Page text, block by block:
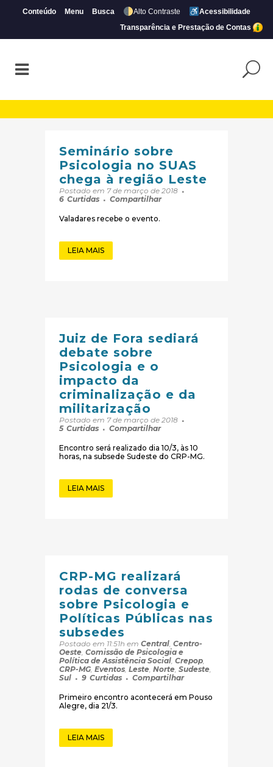
Conteúdo Menu Busca Alto Contraste
Acessibilidade
Transparência e Prestação de Contas
Seminário sobre
Psicologia no SUAS
chega à região Leste
Postado em 7 de março de 2018
6 Curtidas Compartilhar
Valadares recebe o evento.
LEIA MAIS
Juiz de Fora sediará
debate sobre
Psicologia e o
impacto da
criminalização e da
militarização
Postado em 7 de março de 2018
5 Curtidas Compartilhar
Encontro será realizado dia 10/3, às 10
horas, na subsede Sudeste do CRP-MG.
LEIA MAIS
CRP-MG realizará
rodas de conversa
sobre Psicologia e
Políticas Públicas nas
subsedes
Postado em 11:51h em Central, Centro-
Oeste, Comissão de Psicologia e
Política de Assistência Social, Crepop,
CRP-MG, Eventos, Leste, Norte, Sudeste,
Sul
9 Curtidas Compartilhar
Primeiro encontro acontecerá em Pouso
Alegre, dia 21/3.
LEIA MAIS